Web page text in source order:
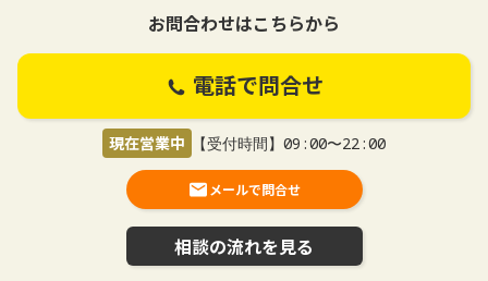
お問合わせはこちらから
電話で問合せ
現在営業中 【受付時間】09:00〜22:00
メールで問合せ
相談の流れを見る